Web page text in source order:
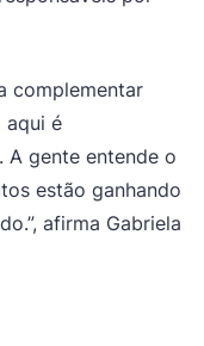
complementar
aqui é
A gente entende o
estão ganhando
afirma Gabriela